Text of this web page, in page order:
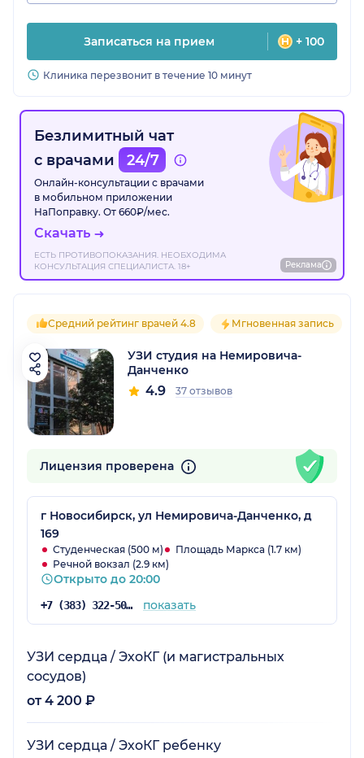
Записаться на прием + 100
Клиника перезвонит в течение 10 минут
Безлимитный чат
с врачами
24/7
Онлайн-консультации с врачами
в мобильном приложении
НаПоправку. От 660₽/мес.
Скачать
ЕСТЬ ПРОТИВОПОКАЗАНИЯ. НЕОБХОДИМА
КОНСУЛЬТАЦИЯ СПЕЦИАЛИСТА. 18+
Реклама
Средний рейтинг врачей 4.8 Мгновенная запись
УЗИ студия на Немировича-
Данченко
4.9 37 отзывов
Лицензия проверена
г Новосибирск, ул Немировича-Данченко, д
169
Студенческая (500 м)
Площадь Маркса (1.7 км)
Речной вокзал (2.9 км)
Открыто до 20:00
+7 (383) 322-50-35 показать
УЗИ сердца / ЭхоКГ (и магистральных
сосудов)
от 4 200 ₽
УЗИ сердца / ЭхоКГ ребенку